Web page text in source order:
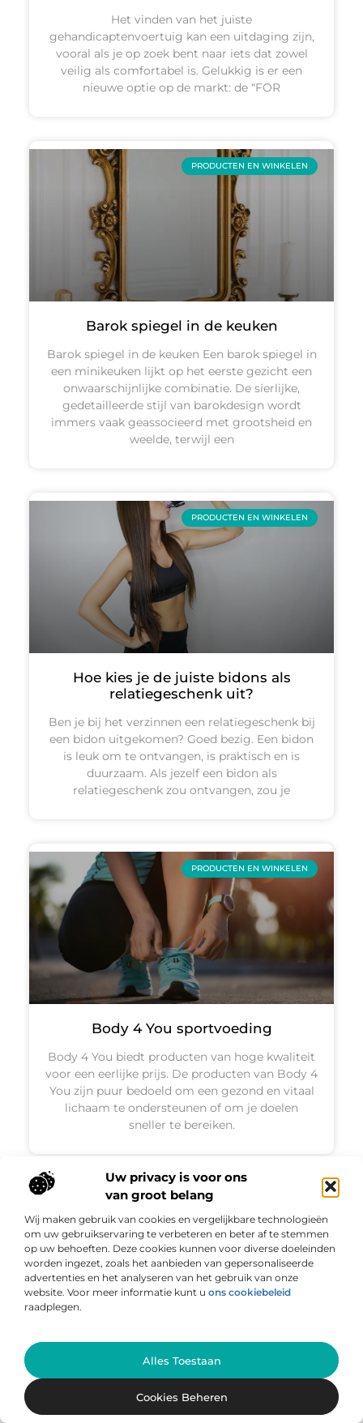
Uw privacy is voor ons
van groot belang
Wij maken gebruik van cookies en vergelijkbare technologieën
om uw gebruikservaring te verbeteren en beter af te stemmen
op uw behoeften. Deze cookies kunnen voor diverse doeleinden
worden ingezet, zoals het aanbieden van gepersonaliseerde
advertenties en het analyseren van het gebruik van onze
website. Voor meer informatie kunt u ons cookiebeleid
raadplegen.
Alles Toestaan
Cookies Beheren
Ga Naar
Het vinden van het juiste
gehandicaptenvoertuig kan een uitdaging zijn,
vooral als je op zoek bent naar iets dat zowel
veilig als comfortabel is. Gelukkig is er een
nieuwe optie op de markt: de “FOR
PRODUCTEN EN WINKELEN
Barok spiegel in de keuken
Barok spiegel in de keuken Een barok spiegel in
een minikeuken lijkt op het eerste gezicht een
onwaarschijnlijke combinatie. De sierlijke,
gedetailleerde stijl van barokdesign wordt
immers vaak geassocieerd met grootsheid en
weelde, terwijl een
PRODUCTEN EN WINKELEN
Hoe kies je de juiste bidons als
relatiegeschenk uit?
Ben je bij het verzinnen een relatiegeschenk bij
een bidon uitgekomen? Goed bezig. Een bidon
is leuk om te ontvangen, is praktisch en is
duurzaam. Als jezelf een bidon als
relatiegeschenk zou ontvangen, zou je
PRODUCTEN EN WINKELEN
Body 4 You sportvoeding
Body 4 You biedt producten van hoge kwaliteit
voor een eerlijke prijs. De producten van Body 4
You zijn puur bedoeld om een gezond en vitaal
lichaam te ondersteunen of om je doelen
sneller te bereiken.
PRODUCTEN EN WINKELEN
4 huishoudelijke taken met
gezondheidsvoordelen